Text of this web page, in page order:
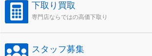
下取り買取
専門店ならではの高価下取り
スタッフ募集